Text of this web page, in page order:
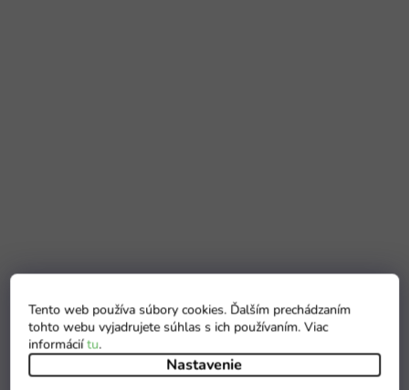
Tento web používa súbory cookies. Ďalším prechádzaním
tohto webu vyjadrujete súhlas s ich používaním. Viac
informáciítu.
Nastavenie